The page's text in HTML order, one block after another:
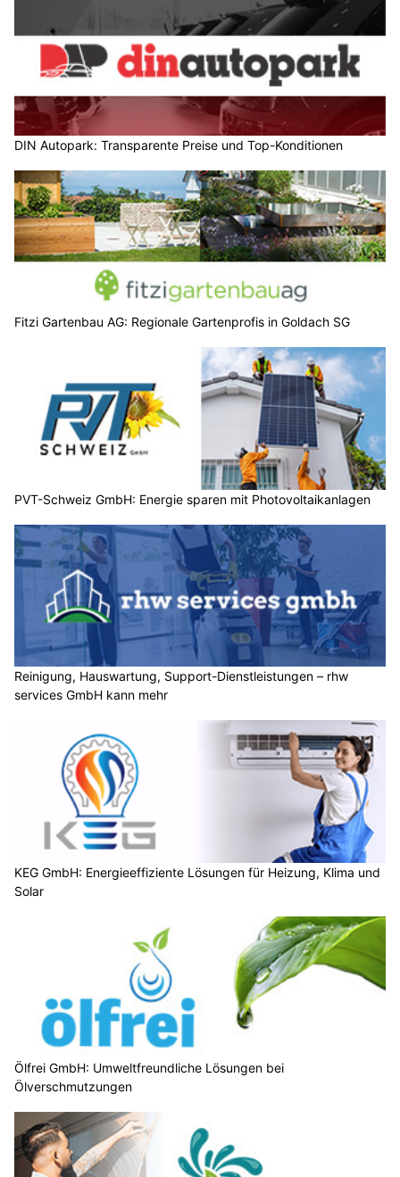
DIN Autopark: Transparente Preise und Top-Konditionen
Fitzi Gartenbau AG: Regionale Gartenprofis in Goldach SG
PVT-Schweiz GmbH: Energie sparen mit Photovoltaikanlagen
Reinigung, Hauswartung, Support-Dienstleistungen – rhw
services GmbH kann mehr
KEG GmbH: Energieeffiziente Lösungen für Heizung, Klima und
Solar
Ölfrei GmbH: Umweltfreundliche Lösungen bei
Ölverschmutzungen